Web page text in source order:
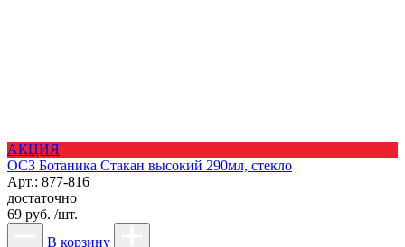
АКЦИЯ
ОСЗ Ботаника Стакан высокий 290мл, стекло
Арт.: 877-816
достаточно
69 руб. /шт.
В корзину